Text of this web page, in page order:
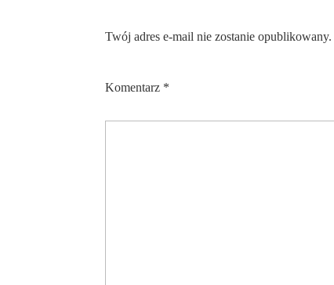
Twój adres e-mail nie zostanie opublikowany.
Komentarz *